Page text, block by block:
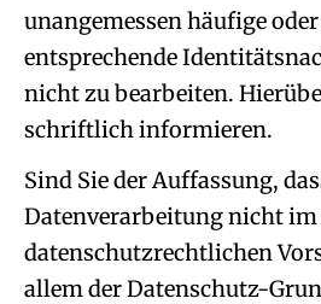
unangemessen häufige
entsprechende
nicht zu bearbeiten.
schriftlich informieren.
Sind Sie der Auffassung,
Datenverarbeitung nicht
datenschutzrechtlichen
allem der Datenschutz-